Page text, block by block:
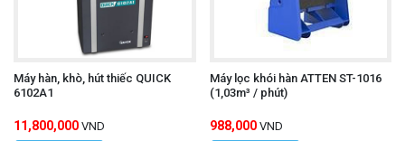
Máy hàn, khò, hút thiếc QUICK
6102A1
11,800,000 VND
Máy lọc khói hàn ATTEN ST-1016
(1,03m³ / phút)
988,000 VND